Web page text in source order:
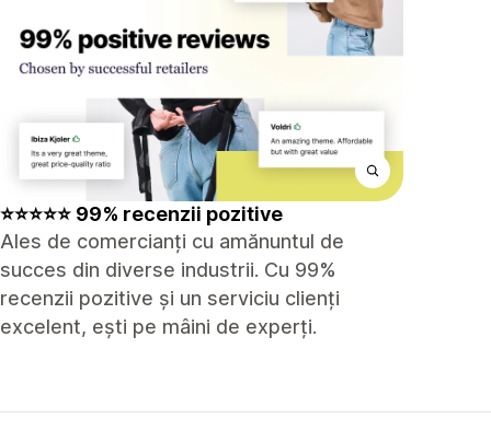
⭐⭐⭐⭐⭐ 99% recenzii pozitive
Ales de comercianți cu amănuntul de
succes din diverse industrii. Cu 99%
recenzii pozitive și un serviciu clienți
excelent, ești pe mâini de experți.